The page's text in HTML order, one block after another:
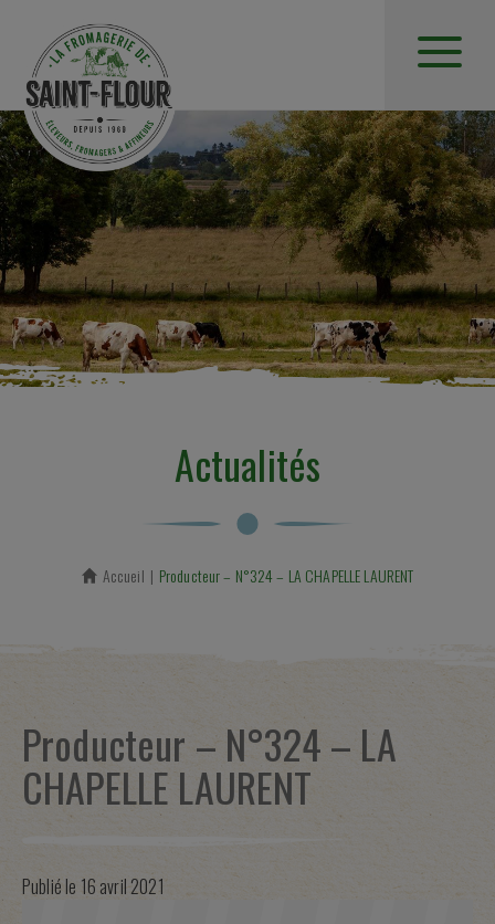
Actualités
Accueil En cours :
Producteur – N°324 – LA CHAPELLE LAURENT
Producteur – N°324 – LA
CHAPELLE LAURENT
Publié le 16 avril 2021